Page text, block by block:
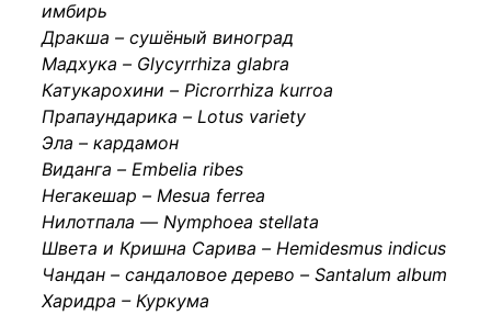
имбирь
Дракша – сушёный виноград
Мадхука – Glycyrrhiza glabra
Катукарохини – Picrorrhiza kurroa
Прапаундарика – Lotus variety
Эла – кардамон
Виданга – Embelia ribes
Негакешар – Mesua ferrea
Нилотпала — Nymphoea stellata
Швета и Кришна Сарива – Hemidesmus indicus
Чандан – сандаловое дерево – Santalum album
Харидра – Куркума